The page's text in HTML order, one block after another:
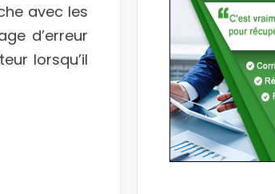
avec les
d’erreur
lorsqu’il